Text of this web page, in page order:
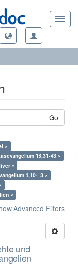
Go
×
18,31-43 ×
×
4,10-13 ×
×
Advanced Filters
und